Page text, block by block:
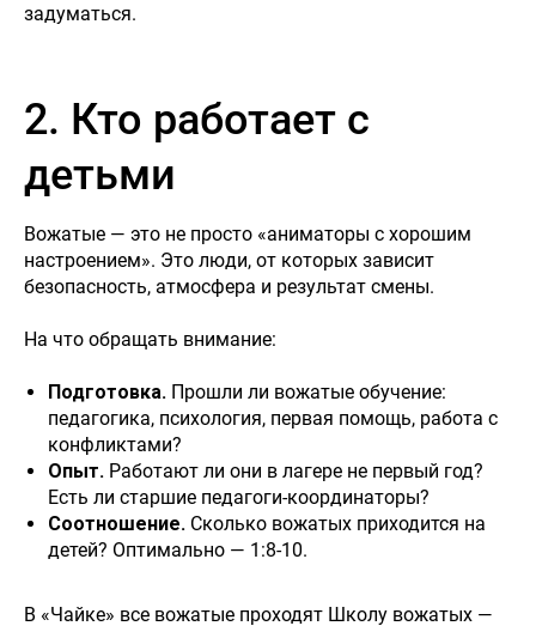
задуматься.
2. Кто работает с
детьми
Вожатые — это не просто «аниматоры с хорошим
настроением». Это люди, от которых зависит
безопасность, атмосфера и результат смены.
На что обращать внимание:
Подготовка. Прошли ли вожатые обучение:
педагогика, психология, первая помощь, работа с
конфликтами?
Опыт. Работают ли они в лагере не первый год?
Есть ли старшие педагоги-координаторы?
Соотношение. Сколько вожатых приходится на
детей? Оптимально — 1:8-10.
В «Чайке» все вожатые проходят Школу вожатых —